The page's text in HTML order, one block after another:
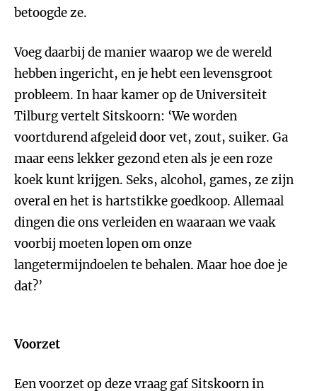
betoogde ze.
Voeg daarbij de manier waarop we de wereld
hebben ingericht, en je hebt een levensgroot
probleem. In haar kamer op de Universiteit
Tilburg vertelt Sitskoorn: ‘We worden
voortdurend afgeleid door vet, zout, suiker. Ga
maar eens lekker gezond eten als je een roze
koek kunt krijgen. Seks, alcohol, games, ze zijn
overal en het is hartstikke goedkoop. Allemaal
dingen die ons verleiden en waaraan we vaak
voorbij moeten lopen om onze
langetermijndoelen te behalen. Maar hoe doe je
dat?’
Voorzet
Een voorzet op deze vraag gaf Sitskoorn in